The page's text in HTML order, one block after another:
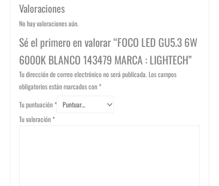
Valoraciones
No hay valoraciones aún.
Sé el primero en valorar “FOCO LED GU5.3 6W
6000K BLANCO 143479 MARCA : LIGHTECH”
Tu dirección de correo electrónico no será publicada. Los campos
obligatorios están marcados con*
Tu puntuación*
Tu valoración*